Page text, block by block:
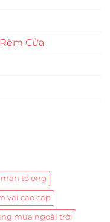
Cửa
màn tổ ong
vai cao cap
mưa ngoài trời